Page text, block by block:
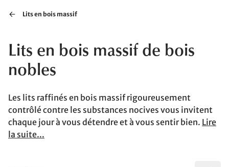
Lits en bois massif
Lits en bois massif de bois
nobles
Les lits raffinés en bois massif rigoureusement
contrôlé contre les substances nocives vous invitent
chaque jour à vous détendre et à vous sentir bien. Lire
la suite...